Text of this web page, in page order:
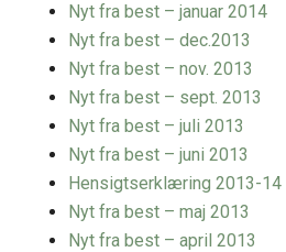
Nyt fra best – januar 2014
Nyt fra best – dec.2013
Nyt fra best – nov. 2013
Nyt fra best – sept. 2013
Nyt fra best – juli 2013
Nyt fra best – juni 2013
Hensigtserklæring 2013-14
Nyt fra best – maj 2013
Nyt fra best – april 2013